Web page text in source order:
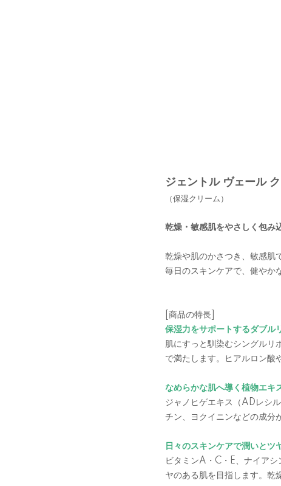
ジェントル ヴェール
（保湿クリーム）
乾燥・敏感肌をやさしく包み
乾燥や肌のかさつき、敏感
毎日のスキンケアで、健やか
[商品の特長]
保湿力をサポートするダブル
肌にすっと馴染むシングルリ
で満たします。ヒアルロン酸
なめらかな肌へ導く植物エキ
ジャノヒゲエキス（ADレシ
チン、ヨクイニンなどの成分
日々のスキンケアで潤いとツ
ビタミンA・C・E、ナイア
ヤのある肌を目指します。乾